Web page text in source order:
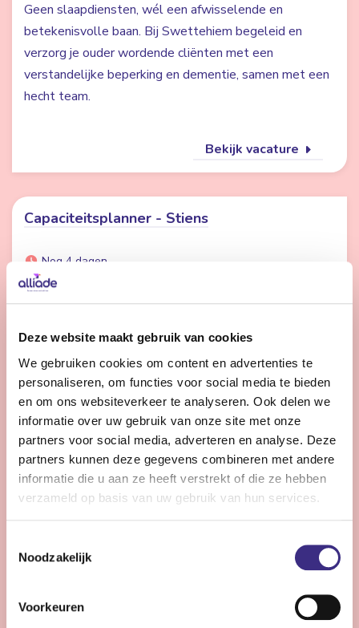
Deze website maakt gebruik van cookies
We gebruiken cookies om content en advertenties te
personaliseren, om functies voor social media te bieden
en om ons websiteverkeer te analyseren. Ook delen we
informatie over uw gebruik van onze site met onze
partners voor social media, adverteren en analyse. Deze
partners kunnen deze gegevens combineren met andere
informatie die u aan ze heeft verstrekt of die ze hebben
verzameld op basis van uw gebruik van hun services.
Noodzakelijk
Voorkeuren
Geen slaapdiensten, wél een afwisselende en
betekenisvolle baan. Bij Swettehiem begeleid en
verzorg je ouder wordende cliënten met een
verstandelijke beperking en dementie, samen met een
hecht team.
Bekijk vacature
Capaciteitsplanner - Stiens
Nog 4 dagen
Stiens
28 - 32 uur | Voltijds, Onbepaalde tijd
een stap verder dan de dagelijkse praktijk?
Bekijk vacature
Persoonlijke Begeleider complexe zorg -
Stiens
Stiens
24 - 30 uur | Voltijds, Onbepaalde tijd
Ben jij een persoonlijk begeleider die energie krijgt van
complexe zorg en kleine successen groots weet te